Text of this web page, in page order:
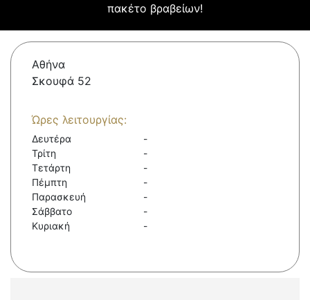
πακέτο βραβείων!
Αθήνα
Σκουφά 52
Ώρες λειτουργίας:
Δευτέρα
-
Τρίτη
-
Τετάρτη
-
Πέμπτη
-
Παρασκευή
-
Σάββατο
-
Κυριακή
-